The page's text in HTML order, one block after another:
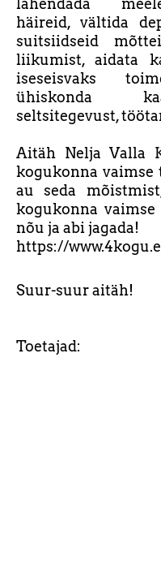
lahendada
häireid, vältida
suitsiidseid
liikumist, aidata
iseseisvaks
ühiskonda
seltsitegevust,
Aitäh Nelja Valla
kogukonna
au seda
kogukonna
nõu ja abi jagada!
https://
Suur-suur aitäh!
Toetajad: